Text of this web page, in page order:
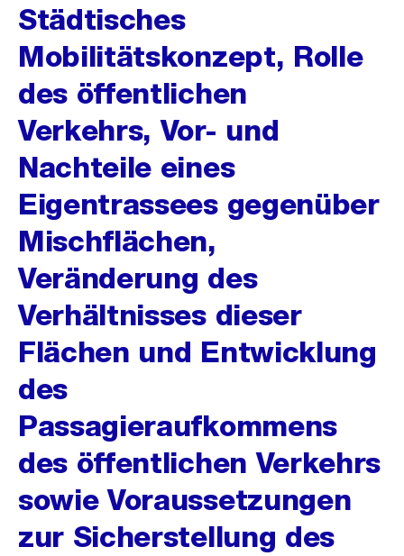
Städtisches
Mobilitätskonzept, Rolle
des öffentlichen
Verkehrs, Vor- und
Nachteile eines
Eigentrassees gegenüber
Mischflächen,
Veränderung des
Verhältnisses dieser
Flächen und Entwicklung
des
Passagieraufkommens
des öffentlichen Verkehrs
sowie Voraussetzungen
zur Sicherstellung des